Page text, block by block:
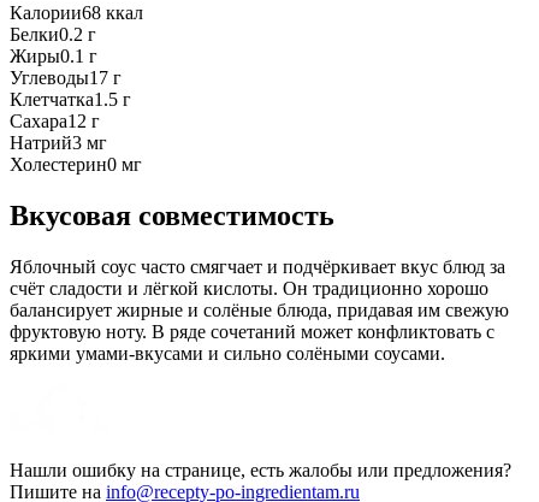
Калории68 ккал
Белки0.2 г
Жиры0.1 г
Углеводы17 г
Клетчатка1.5 г
Сахара12 г
Натрий3 мг
Холестерин0 мг
Вкусовая совместимость
Яблочный соус часто смягчает и подчёркивает вкус блюд за
счёт сладости и лёгкой кислоты. Он традиционно хорошо
балансирует жирные и солёные блюда, придавая им свежую
фруктовую ноту. В ряде сочетаний может конфликтовать с
яркими умами‑вкусами и сильно солёными соусами.
Нашли ошибку на странице, есть жалобы или предложения?
Пишите на info@recepty-po-ingredientam.ru